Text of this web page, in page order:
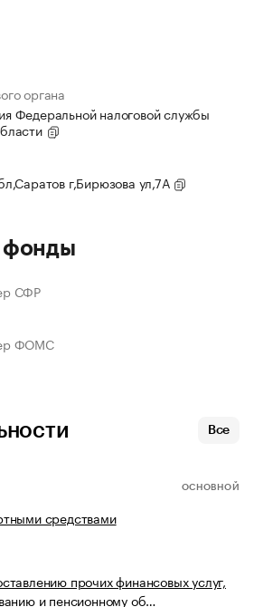
органа
Федеральной налоговой службы
г,Бирюзова ул,7А
фонды
СФР
ФОМС
Все
ОСНОВНОЙ
средствами
прочих финансовых услуг,
и пенсионному об…